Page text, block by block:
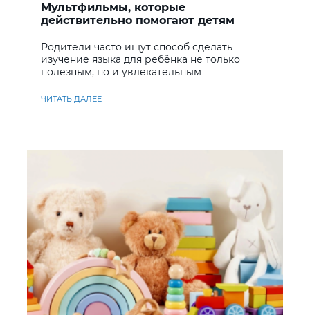
Мультфильмы, которые
действительно помогают детям
Родители часто ищут способ сделать
изучение языка для ребёнка не только
полезным, но и увлекательным
ЧИТАТЬ ДАЛЕЕ